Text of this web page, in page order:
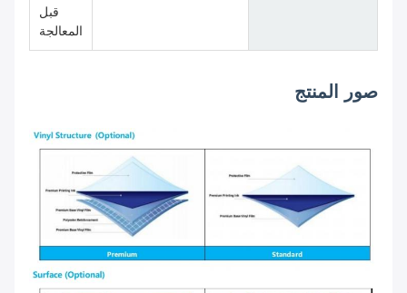
قبل
المعالجة
صور المنتج